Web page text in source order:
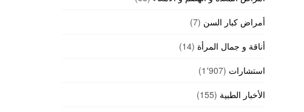
أمراض كبار السن (7)
أناقة و جمال المرأة (14)
استشارات (1٬907)
الأخبار الطبية (155)